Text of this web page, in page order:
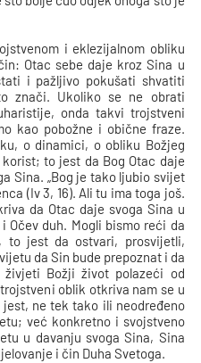
i eklezijalnom obliku
Otac sebe daje kroz Sina u
i pažljivo pokušati shvatiti
znači. Ukoliko se ne obrati
onda takvi trojstveni
kao pobožne i obične fraze.
o dinamici, o obliku Božjeg
to jest da Bog Otac daje
Sina. „Bog je tako ljubio svijet
(Iv 3, 16). Ali tu ima toga još.
da Otac daje svoga Sina u
Očev duh. Mogli bismo reći da
to jest da ostvari, prosvijetli,
da Sin bude prepoznat i da
Božji život polazeći od
oblik otkriva nam se u
ne tek tako ili neodređeno
već konkretno i svojstveno
u davanju svoga Sina, Sina
i čin Duha Svetoga.